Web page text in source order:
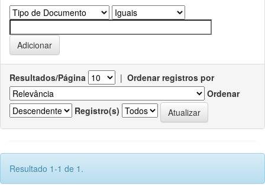
Resultados/Página | Ordenar registros por
Ordenar
Registro(s)
Resultado 1-1 de 1.